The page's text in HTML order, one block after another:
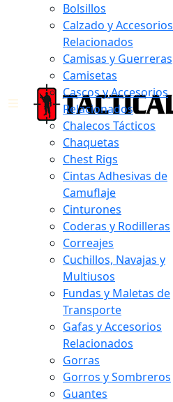
Bolsillos
Calzado y Accesorios
Relacionados
Camisas y Guerreras
Camisetas
Cascos y Accesorios
Relacionados
Chalecos Tácticos
Chaquetas
Chest Rigs
Cintas Adhesivas de
Camuflaje
Cinturones
Coderas y Rodilleras
Correajes
Cuchillos, Navajas y
Multiusos
Fundas y Maletas de
Transporte
Gafas y Accesorios
Relacionados
Gorras
Gorros y Sombreros
Guantes